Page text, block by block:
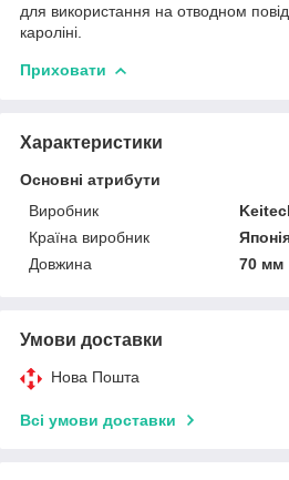
для використання на отводном
кароліні.
Приховати
Характеристики
Основні атрибути
Виробник
Країна виробник
Довжина
70 мм
Умови доставки
Нова Пошта
Всі умови доставки